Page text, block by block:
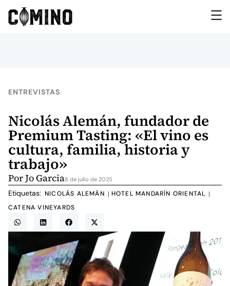
ENTREVISTAS
Nicolás Alemán, fundador de
Premium Tasting: «El vino es
cultura, familia, historia y
trabajo»
PorJo Garcia8 de julio de 2025
Etiquetas: NICOLÁS ALEMÁN | HOTEL MANDARÍN ORIENTAL |
CATENA VINEYARDS